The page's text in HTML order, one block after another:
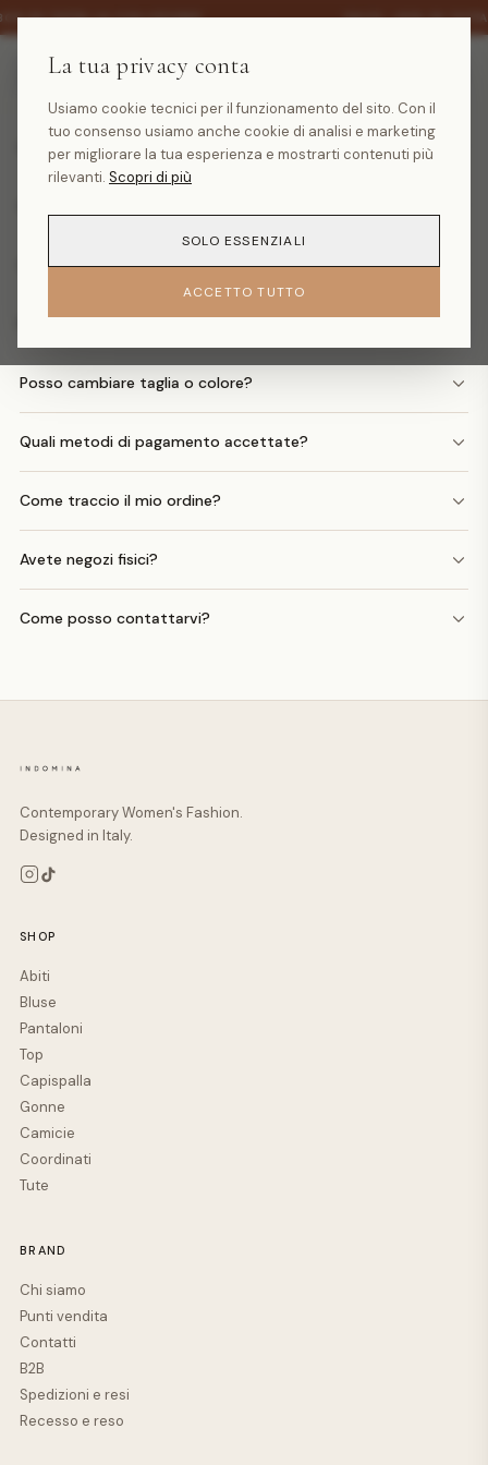
SU TUTTA LA COLLEZIONE · SALDI -30% SU
Domande frequenti
Quanto costa la spedizione?
Come faccio un reso?
Posso avere il rimborso in denaro?
Posso cambiare taglia o colore?
Quali metodi di pagamento accettate?
Come traccio il mio ordine?
Avete negozi fisici?
Come posso contattarvi?
Contemporary Women's Fashion.
Designed in Italy.
SHOP
Abiti
Bluse
Pantaloni
Top
Capispalla
Gonne
Camicie
Coordinati
Tute
BRAND
Chi siamo
Punti vendita
Contatti
B2B
Spedizioni e resi
Recesso e reso
La tua privacy conta
Usiamo cookie tecnici per il funzionamento del sito. Con il
tuo consenso usiamo anche cookie di analisi e marketing
per migliorare la tua esperienza e mostrarti contenuti più
rilevanti. Scopri di più
SOLO ESSENZIALI
ACCETTO TUTTO